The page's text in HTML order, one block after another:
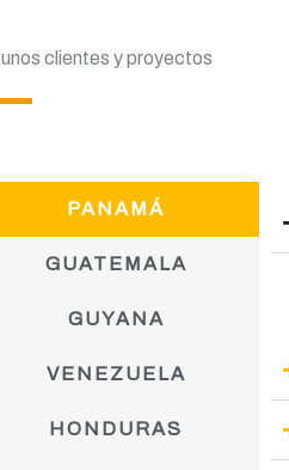
clientes y proyectos
PANAMÁ
GUATEMALA
GUYANA
VENEZUELA
HONDURAS